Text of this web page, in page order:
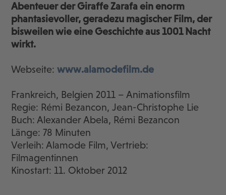
Abenteuer der Giraffe Zarafa ein enorm
phantasievoller, geradezu magischer Film, der
bisweilen wie eine Geschichte aus 1001 Nacht
wirkt.
Webseite:www.alamodefilm.de
Frankreich, Belgien 2011 – Animationsfilm
Regie: Rémi Bezancon, Jean-Christophe Lie
Buch: Alexander Abela, Rémi Bezancon
Länge: 78 Minuten
Verleih: Alamode Film, Vertrieb:
Filmagentinnen
Kinostart: 11. Oktober 2012